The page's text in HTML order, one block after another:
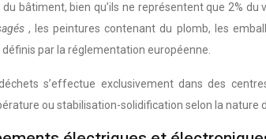
du bâtiment, bien qu’ils ne représentent que 2%
, les peintures contenant du plomb, les
par la réglementation européenne.
s’effectue exclusivement dans des
ou stabilisation-solidification selon la nature